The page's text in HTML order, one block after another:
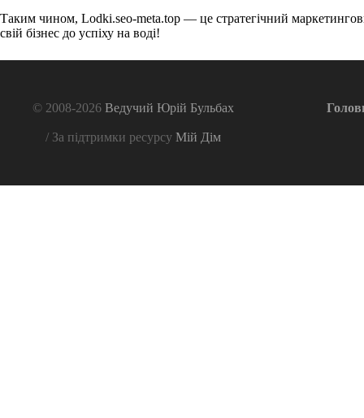
Таким чином, Lodki.seo-meta.top — це стратегічний
свій бізнес до успіху на воді!
© 2008-2026 Ведучий Юрій Бульбах
/ За підтримки ресурсу Мій Дім